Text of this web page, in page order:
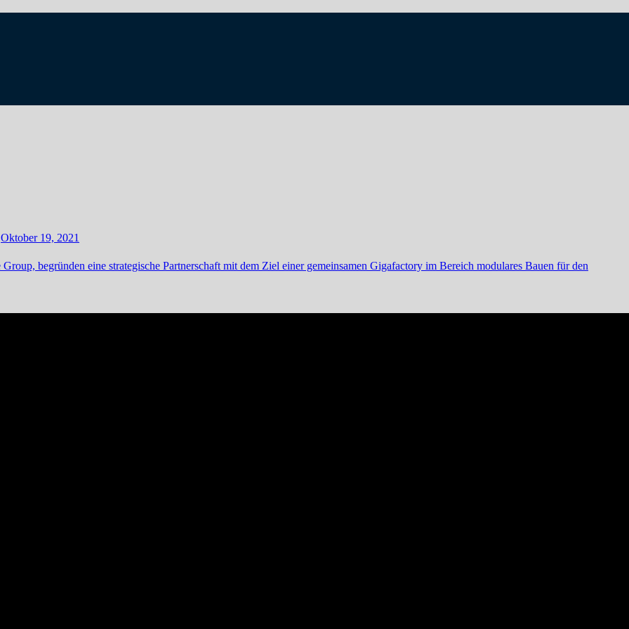
Oktober 19, 2021
begründen eine strategische Partnerschaft mit dem Ziel einer gemeinsamen Gigafactory im Bereich modulares Bauen für den